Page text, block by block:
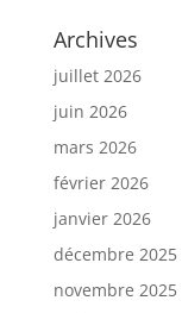
Archives
juillet 2026
juin 2026
mars 2026
février 2026
janvier 2026
décembre 2025
novembre 2025